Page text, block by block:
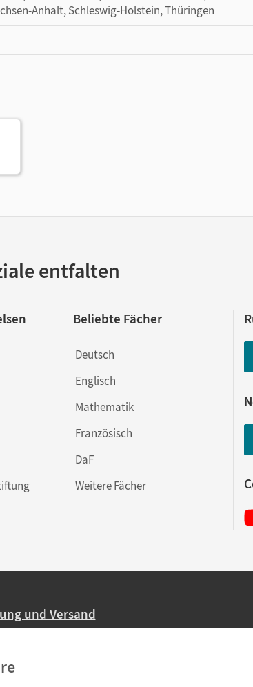
Anhalt, Schleswig-Holstein, Thüringen
entfalten
Beliebte Fächer
Deutsch
Englisch
Mathematik
Französisch
DaF
Weitere Fächer
und Versand
EUR Bestellwert liefern wir